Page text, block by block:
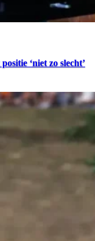
‘niet zo slecht’